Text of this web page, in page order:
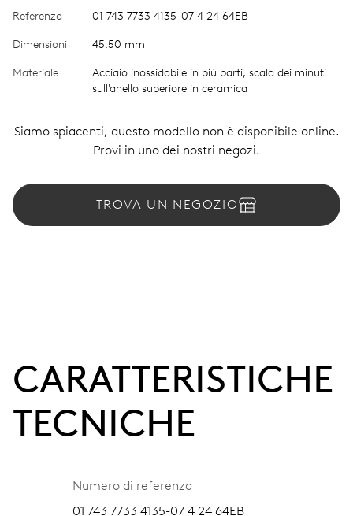
Referenza 01 743 7733 4135-07 4 24 64EB
Dimensioni 45.50 mm
Materiale
Acciaio inossidabile in più parti, scala dei minuti
sull'anello superiore in ceramica
Siamo spiacenti, questo modello non è disponibile online.
Provi in uno dei nostri negozi.
TROVA UN NEGOZIO
CARATTERISTICHE
TECNICHE
Numero di referenza
01 743 7733 4135-07 4 24 64EB